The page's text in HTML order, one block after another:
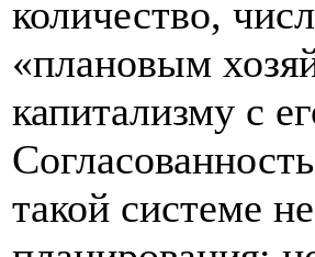
количество,
«плановым
капитализму с
такой системе